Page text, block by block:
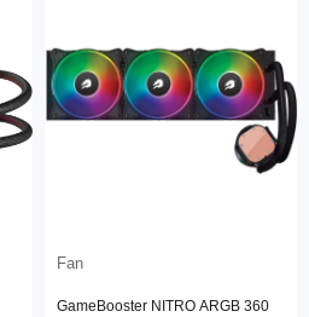
Fan
GameBooster NITRO ARGB 360